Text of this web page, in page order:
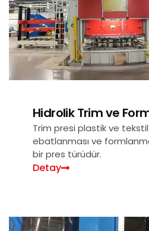
Hidrolik Trim ve
Trim presi plastik ve
ebatlanması ve
bir pres türüdür.
Detay